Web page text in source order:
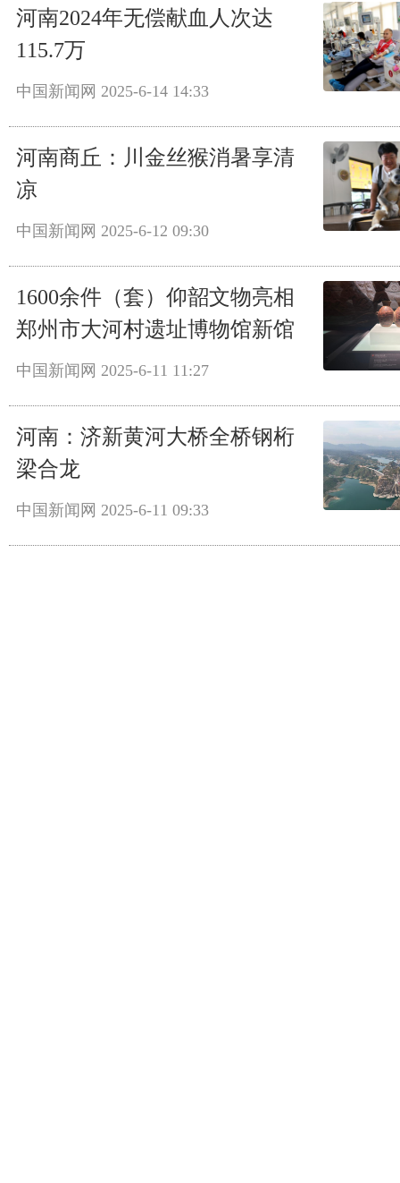
河南2024年无偿献血人次达
115.7万
中国新闻网 2025-6-14 14:33
河南商丘：川金丝猴消暑享清
凉
中国新闻网 2025-6-12 09:30
1600余件（套）仰韶文物亮相
郑州市大河村遗址博物馆新馆
中国新闻网 2025-6-11 11:27
河南：济新黄河大桥全桥钢桁
梁合龙
中国新闻网 2025-6-11 09:33